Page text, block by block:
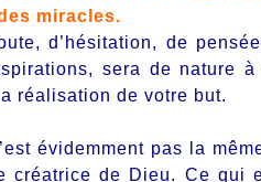
miracles.
d’hésitation, de
sera de nature
réalisation de votre but.
évidemment pas la
créatrice de Dieu. Ce qui